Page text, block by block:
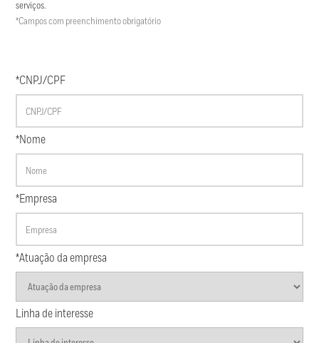
serviços.
*Campos com preenchimento obrigatório
*CNPJ/CPF
*Nome
*Empresa
*Atuação da empresa
Linha de interesse